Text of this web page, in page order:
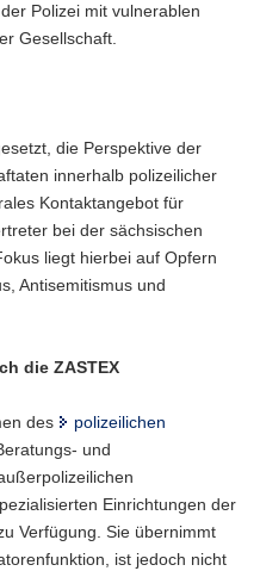
Polizei mit vulnerablen
Gesellschaft.
die Perspektive der
innerhalb polizeilicher
Kontaktangebot für
bei der sächsischen
liegt hierbei auf Opfern
Antisemitismus und
die ZASTEX
des
polizeilichen
und
Einrichtungen der
Verfügung. Sie übernimmt
ist jedoch nicht